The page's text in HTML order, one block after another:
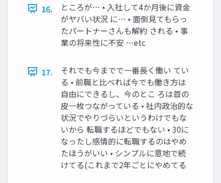
16.
ところが… • 入社して4か月後に資金
がヤバい状況 に… • 面倒見てもらっ
たパートナーさんも解約 される • 事
業の将来性に不安 …etc
17.
それでも今までで一番長く働い てい
る • 前職と比べれば今でも働き方は
自由にできるし、今のとこ ろは首の
皮一枚つながっている • 社内政治的な
状況でやりづらいというわけでもな
いから 転職するほどでもない • 30に
なったし感情的に転職するのはやめ
たほうがいい • シンプルに意地で続
けてる(これまで2年ごとにやめてる